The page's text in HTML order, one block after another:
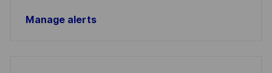
Manage alerts